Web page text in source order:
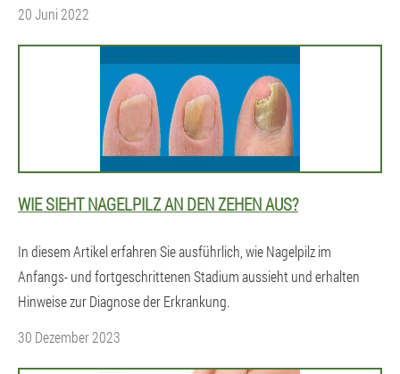
20 Juni 2022
WIE SIEHT NAGELPILZ AN DEN ZEHEN AUS?
In diesem Artikel erfahren Sie ausführlich, wie Nagelpilz im
Anfangs- und fortgeschrittenen Stadium aussieht und erhalten
Hinweise zur Diagnose der Erkrankung.
30 Dezember 2023